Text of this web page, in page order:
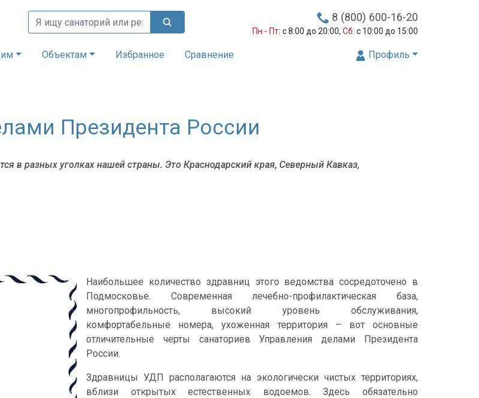
8 (800) 600-16-20
Пн - Пт: с 8:00 до 20:00, Сб: с 10:00 до 15:00
Объектам Избранное Сравнение Профиль
Президента России
в разных уголках нашей страны. Это Краснодарский края, Северный Кавказ,
Наибольшее количество здравниц этого ведомства сосредоточено в
Подмосковье. Современная лечебно-профилактическая база,
многопрофильность, высокий уровень обслуживания,
комфортабельные номера, ухоженная территория – вот основные
отличительные черты санаториев Управления делами Президента
России.
Здравницы УДП располагаются на экологически чистых территориях,
вблизи открытых естественных водоемов. Здесь обязательно